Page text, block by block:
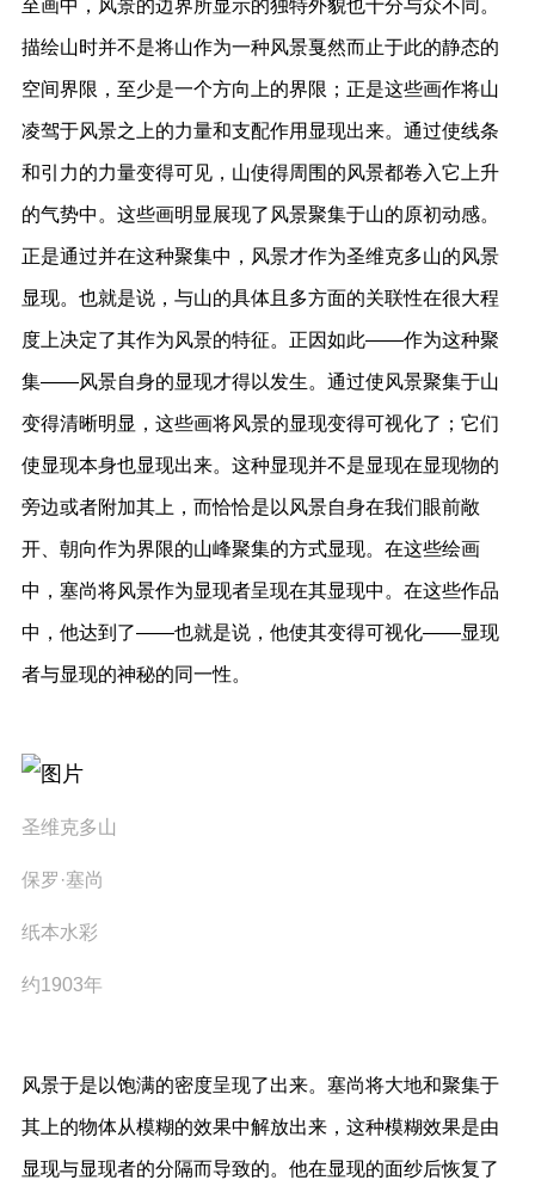
至画中，风景的边界所显示的独特外貌也十分与众不同。
描绘山时并不是将山作为一种风景戛然而止于此的静态的
空间界限，至少是一个方向上的界限；正是这些画作将山
凌驾于风景之上的力量和支配作用显现出来。通过使线条
和引力的力量变得可见，山使得周围的风景都卷入它上升
的气势中。这些画明显展现了风景聚集于山的原初动感。
正是通过并在这种聚集中，风景才作为圣维克多山的风景
显现。也就是说，与山的具体且多方面的关联性在很大程
度上决定了其作为风景的特征。正因如此——作为这种聚
集——风景自身的显现才得以发生。通过使风景聚集于山
变得清晰明显，这些画将风景的显现变得可视化了；它们
使显现本身也显现出来。这种显现并不是显现在显现物的
旁边或者附加其上，而恰恰是以风景自身在我们眼前敞
开、朝向作为界限的山峰聚集的方式显现。在这些绘画
中，塞尚将风景作为显现者呈现在其显现中。在这些作品
中，他达到了——也就是说，他使其变得可视化——显现
者与显现的神秘的同一性。
圣维克多山
保罗·塞尚
纸本水彩
约1903年
风景于是以饱满的密度呈现了出来。塞尚将大地和聚集于
其上的物体从模糊的效果中解放出来，这种模糊效果是由
显现与显现者的分隔而导致的。他在显现的面纱后恢复了